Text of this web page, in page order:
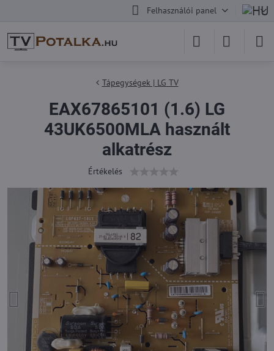
Felhasználói panel
Tápegységek | LG TV
EAX67865101 (1.6) LG
43UK6500MLA használt
alkatrész
Értékelés